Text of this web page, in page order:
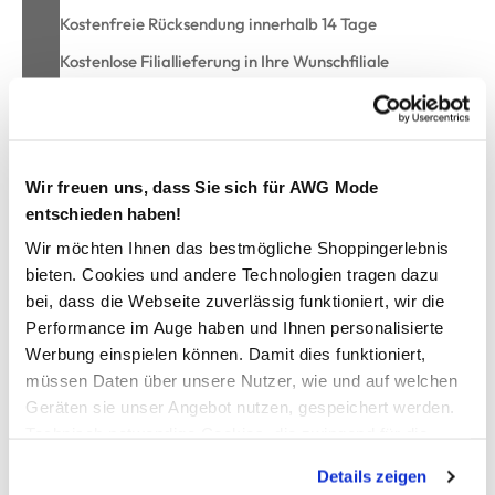
Wir freuen uns, dass Sie sich für AWG Mode
entschieden haben!
Wir möchten Ihnen das bestmögliche Shoppingerlebnis
bieten. Cookies und andere Technologien tragen dazu
bei, dass die Webseite zuverlässig funktioniert, wir die
Performance im Auge haben und Ihnen personalisierte
Werbung einspielen können. Damit dies funktioniert,
müssen Daten über unsere Nutzer, wie und auf welchen
Geräten sie unser Angebot nutzen, gespeichert werden.
werden, werden bei der Nutzung der Webseite auf jeden
Details zeigen
Kostenfreie Rücksendung innerhalb 14 Tage
Kostenlose Filiallieferung in Ihre Wunschfiliale
Mädchen Top mit Knotendetails
Trendiges Mädchen Top von Tom Tailor
Angesagte Rippstruktur für einen modernen Look
Süße Knoten-Details an den Schultern als Hingucker
Kleine Stickerei auf der Brust als verspieltes Highlight
Regular Fit mit Rundhalsausschnitt für ein angenehmes